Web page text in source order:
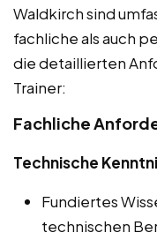
Waldkirch sind
fachliche als auch
die detaillierten
Trainer:
Fachliche
Technische
Fundiertes
technischen